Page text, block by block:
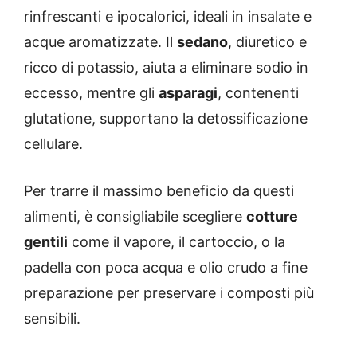
rinfrescanti e ipocalorici, ideali in insalate e
acque aromatizzate. Il sedano, diuretico e
ricco di potassio, aiuta a eliminare sodio in
eccesso, mentre gli asparagi, contenenti
glutatione, supportano la detossificazione
cellulare.
Per trarre il massimo beneficio da questi
alimenti, è consigliabile scegliere cotture
gentili come il vapore, il cartoccio, o la
padella con poca acqua e olio crudo a fine
preparazione per preservare i composti più
sensibili.